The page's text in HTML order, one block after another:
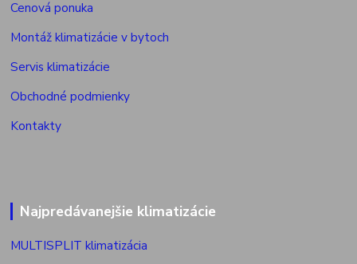
Cenová ponuka
Montáž klimatizácie v bytoch
Servis klimatizácie
Obchodné podmienky
Kontakty
Najpredávanejšie klimatizácie
MULTISPLIT klimatizácia